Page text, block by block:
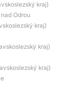
kraj)
Odrou
kraj)
kraj)
kraj)